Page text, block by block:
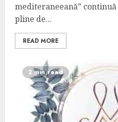
mediteraneeană”
pline de...
READ MORE
2 min read